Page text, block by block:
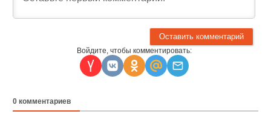
Войдите, чтобы комментировать:
0 комментариев